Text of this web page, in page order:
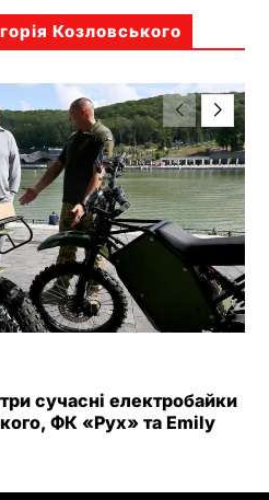
Козловського
сучасні електробайки
ФК «Рух» та Emily